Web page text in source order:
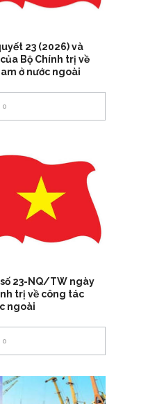
23 (2026) và
Bộ Chính trị về
ở nước ngoài
0
23-NQ/TW ngày
trị về công tác
ngoài
0